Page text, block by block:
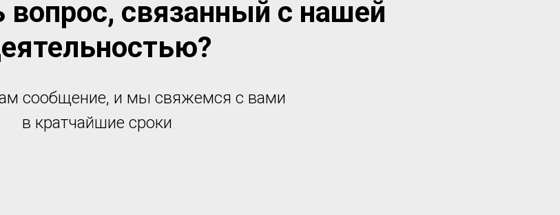
вопрос, связанный с нашей
сообщение, и мы свяжемся с вами
в кратчайшие сроки